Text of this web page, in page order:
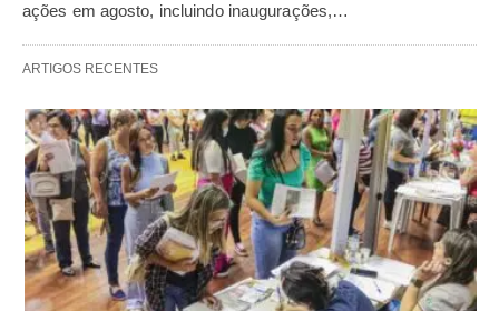
ações em agosto, incluindo inaugurações,…
ARTIGOS RECENTES